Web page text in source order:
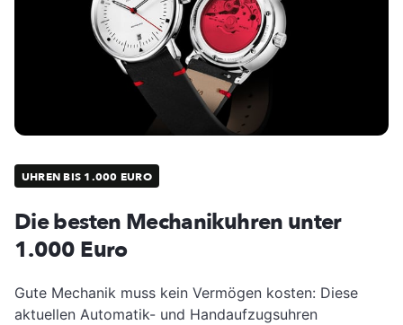
UHREN BIS 1.000 EURO
Die besten Mechanikuhren unter
1.000 Euro
Gute Mechanik muss kein Vermögen kosten: Diese
aktuellen Automatik- und Handaufzugsuhren